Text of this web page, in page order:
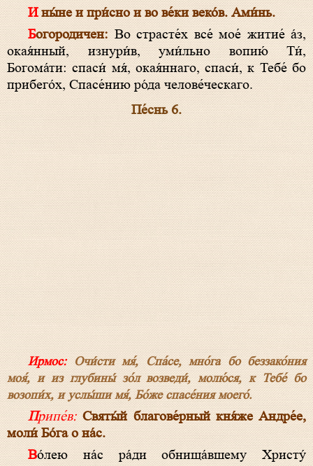
И ны́не и при́сно и во ве́ки веко́в. Ами́нь.
Богородичен: Во страсте́х все́ мое́ житие́ а́з,
окая́нный, изнури́в, уми́льно вопию́ Ти́,
Богома́ти: спаси́ мя́, окая́ннаго, спаси́, к Тебе́ бо
прибего́х, Спасе́нию ро́да челове́ческаго.
Пе́снь 6.
Ирмос:Очи́сти мя́, Спа́се, мно́га бо беззако́ния
моя́, и из глубины́ зо́л возведи́, молю́ся, к Тебе́ бо
возопи́х, и услы́ши мя́, Бо́же спасе́ния моего́.
Припе́в: Святы́й благове́рный кня́же Андре́е,
моли́ Бо́га о на́с.
Во́лею на́с ра́ди обнища́вшему Христу́